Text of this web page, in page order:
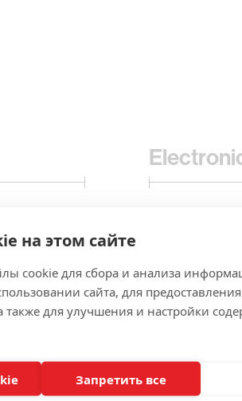
на этом сайте
cookie для сбора и анализа
сайта, для
также для улучшения и настройки
Запретить все